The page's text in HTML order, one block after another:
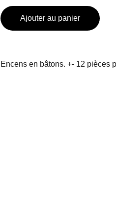
Ajouter au panier
Encens en bâtons. +- 12 pièces